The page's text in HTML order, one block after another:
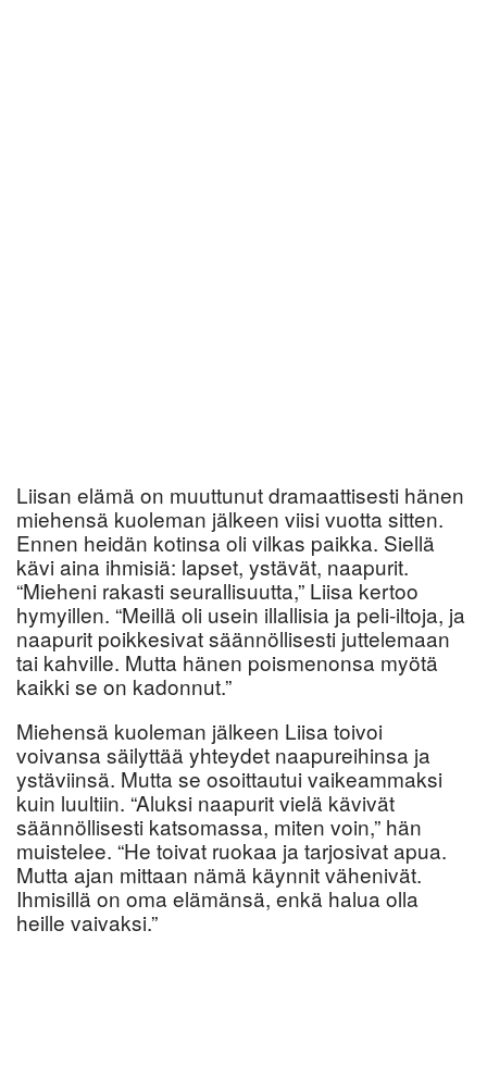
Liisan elämä on muuttunut dramaattisesti hänen
miehensä kuoleman jälkeen viisi vuotta sitten.
Ennen heidän kotinsa oli vilkas paikka. Siellä
kävi aina ihmisiä: lapset, ystävät, naapurit.
“Mieheni rakasti seurallisuutta,” Liisa kertoo
hymyillen. “Meillä oli usein illallisia ja peli-iltoja, ja
naapurit poikkesivat säännöllisesti juttelemaan
tai kahville. Mutta hänen poismenonsa myötä
kaikki se on kadonnut.”
Miehensä kuoleman jälkeen Liisa toivoi
voivansa säilyttää yhteydet naapureihinsa ja
ystäviinsä. Mutta se osoittautui vaikeammaksi
kuin luultiin. “Aluksi naapurit vielä kävivät
säännöllisesti katsomassa, miten voin,” hän
muistelee. “He toivat ruokaa ja tarjosivat apua.
Mutta ajan mittaan nämä käynnit vähenivät.
Ihmisillä on oma elämänsä, enkä halua olla
heille vaivaksi.”